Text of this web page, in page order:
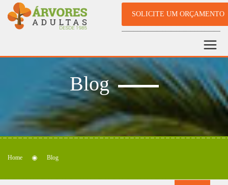
SOLICITE UM ORÇAMENTO
Blog
Home Blog